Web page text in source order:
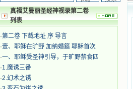
真福艾曼丽圣经神视录第二卷
列表
·第二卷 下载地址 序 导言
·壹、耶稣在旷野 加纳婚筵 耶稣首次
·一、耶稣受圣神引导，于旷野禁食四
·1.魔诱三番
·2.幻术之诱